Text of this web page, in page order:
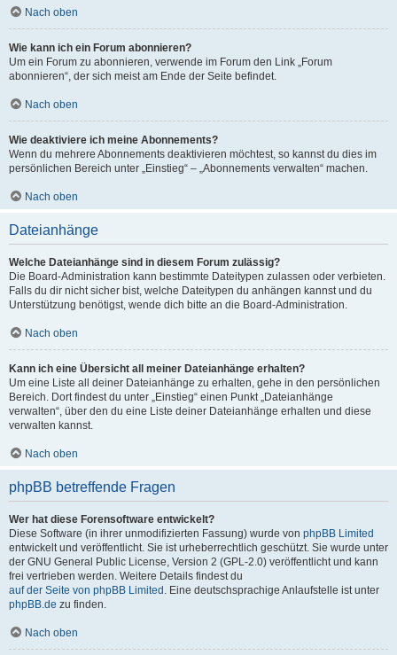
Nach oben
Wie kann ich ein Forum abonnieren?
Um ein Forum zu abonnieren, verwende im Forum den Link „Forum
abonnieren“, der sich meist am Ende der Seite befindet.
Nach oben
Wie deaktiviere ich meine Abonnements?
Wenn du mehrere Abonnements deaktivieren möchtest, so kannst du dies im
persönlichen Bereich unter „Einstieg“ – „Abonnements verwalten“ machen.
Nach oben
Dateianhänge
Welche Dateianhänge sind in diesem Forum zulässig?
Die Board-Administration kann bestimmte Dateitypen zulassen oder verbieten.
Falls du dir nicht sicher bist, welche Dateitypen du anhängen kannst und du
Unterstützung benötigst, wende dich bitte an die Board-Administration.
Nach oben
Kann ich eine Übersicht all meiner Dateianhänge erhalten?
Um eine Liste all deiner Dateianhänge zu erhalten, gehe in den persönlichen
Bereich. Dort findest du unter „Einstieg“ einen Punkt „Dateianhänge
verwalten“, über den du eine Liste deiner Dateianhänge erhalten und diese
verwalten kannst.
Nach oben
phpBB betreffende Fragen
Wer hat diese Forensoftware entwickelt?
Diese Software (in ihrer unmodifizierten Fassung) wurde von phpBB Limited
entwickelt und veröffentlicht. Sie ist urheberrechtlich geschützt. Sie wurde unter
der GNU General Public License, Version 2 (GPL-2.0) veröffentlicht und kann
frei vertrieben werden. Weitere Details findest du
auf der Seite von phpBB Limited . Eine deutschsprachige Anlaufstelle ist unter
phpBB.de zu finden.
Nach oben